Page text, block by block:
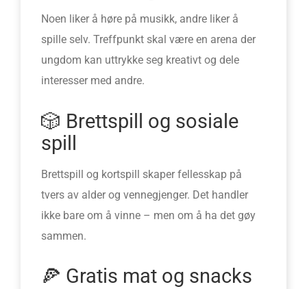
Noen liker å høre på musikk, andre liker å
spille selv. Treffpunkt skal være en arena der
ungdom kan uttrykke seg kreativt og dele
interesser med andre.
🎲 Brettspill og sosiale
spill
Brettspill og kortspill skaper fellesskap på
tvers av alder og vennegjenger. Det handler
ikke bare om å vinne – men om å ha det gøy
sammen.
🍕 Gratis mat og snacks